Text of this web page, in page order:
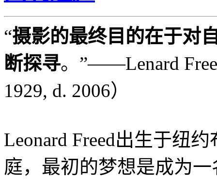
“摄影的最终目的在于对
断探寻。”——Lenard
1929, d. 2006）
Leonard Freed出生于纽
庭，最初的梦想是成为